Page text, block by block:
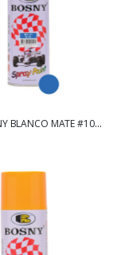
SPRAY BOSNY BLANCO MATE #1007